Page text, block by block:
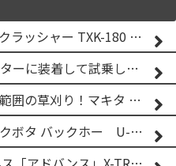
石が一瞬で砕ける！ストーンクラッシャー TXK-180 実演
自動操舵CHCNAVをBFトラクターに装着して試乗してみた！！ CHCNAV NX610
押すだけカンタン！ラクに広範囲の草刈り！マキタ バッテリー式草刈り機 MUG001G 2
現場が、もっと楽しくなる！クボタ バックホー U-25-3A